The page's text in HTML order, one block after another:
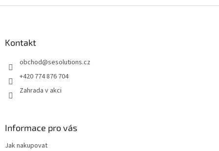
Kontakt
obchod@sesolutions.cz
+420 774 876 704
Zahrada v akci
Informace pro vás
Jak nakupovat